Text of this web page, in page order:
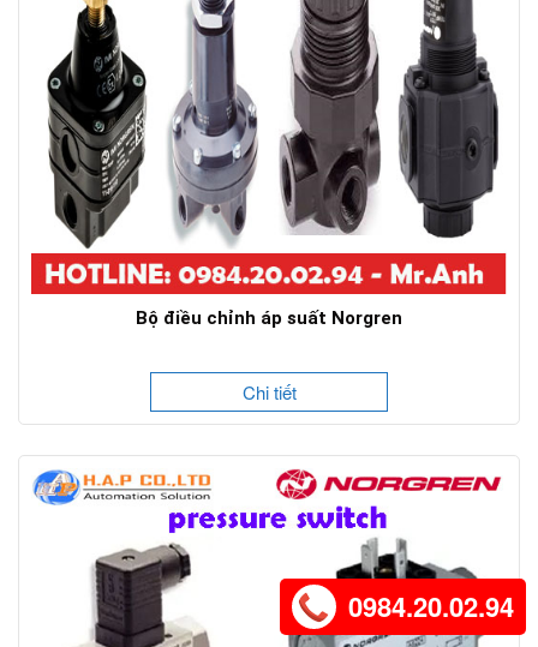
Bộ điều chỉnh áp suất Norgren
Chi tiết
0984.20.02.94